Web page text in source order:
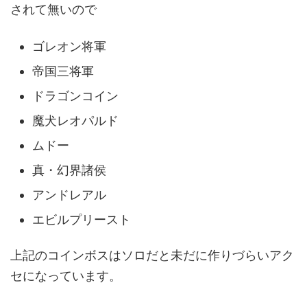
されて無いので
ゴレオン将軍
帝国三将軍
ドラゴンコイン
魔犬レオパルド
ムドー
真・幻界諸侯
アンドレアル
エビルプリースト
上記のコインボスはソロだと未だに作りづらいアク
セになっています。